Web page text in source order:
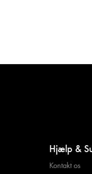
Hjælp &
Kontakt os